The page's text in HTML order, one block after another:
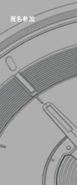
报名参加